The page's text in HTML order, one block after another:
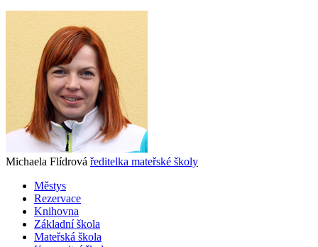
Michaela Flídrová ředitelka mateřské školy
Městys
Rezervace
Knihovna
Základní škola
Mateřská škola